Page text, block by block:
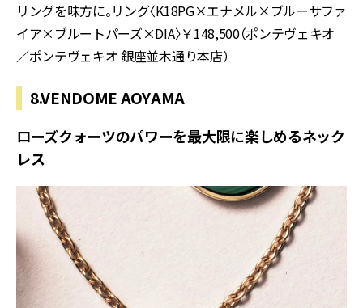
リングを味方に。リング〈K18PG×エナメル×ブルーサファ
イア×ブルートパーズ×DIA〉￥148,500（ポンテヴェキオ
／ポンテヴェキオ 銀座並木通り本店）
8.VENDOME AOYAMA
ローズクォーツのパワーを最大限に楽しめるネック
レス